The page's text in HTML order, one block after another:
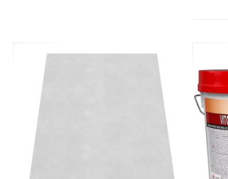
Revestimientos
refractarios
Materiales
resistentes
Hormigones